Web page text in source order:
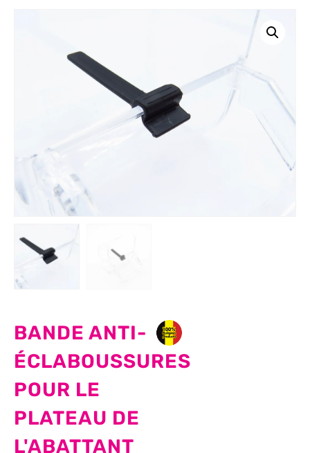
BANDE ANTI-
ÉCLABOUSSURES
POUR LE
PLATEAU DE
L'ABATTANT